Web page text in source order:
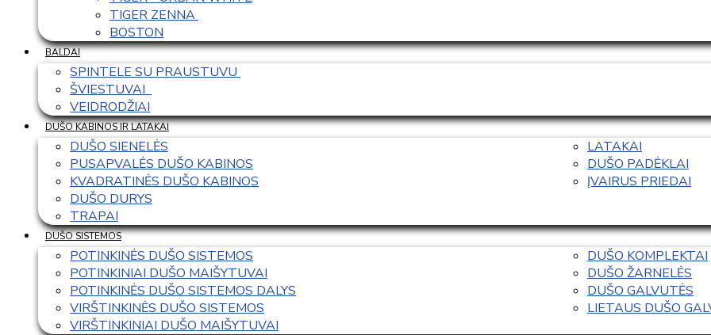
TIGER ZENNA
BOSTON
BALDAI
SPINTELE SU PRAUSTUVU
ŠVIESTUVAI
VEIDRODŽIAI
DUŠO KABINOS IR LATAKAI
DUŠO SIENELĖS
PUSAPVALĖS DUŠO KABINOS
KVADRATINĖS DUŠO KABINOS
DUŠO DURYS
TRAPAI
LATAKAI
DUŠO PADĖKLAI
ĮVAIRUS PRIEDAI
DUŠO SISTEMOS
POTINKINĖS DUŠO SISTEMOS
POTINKINIAI DUŠO MAIŠYTUVAI
POTINKINĖS DUŠO SISTEMOS DALYS
VIRŠTINKINĖS DUŠO SISTEMOS
VIRŠTINKINIAI DUŠO MAIŠYTUVAI
DUŠO KOMPLEKTAI
DUŠO ŽARNELĖS
DUŠO GALVUTĖS
LIETAUS DUŠO